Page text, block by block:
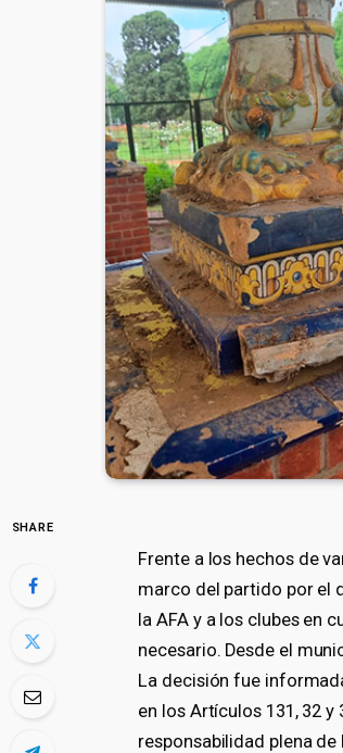
SHARE
Frente a los hechos de
marco del partido por el
la AFA y a los clubes en
necesario. Desde el
La decisión fue
en los Artículos 131, 32
responsabilidad plena